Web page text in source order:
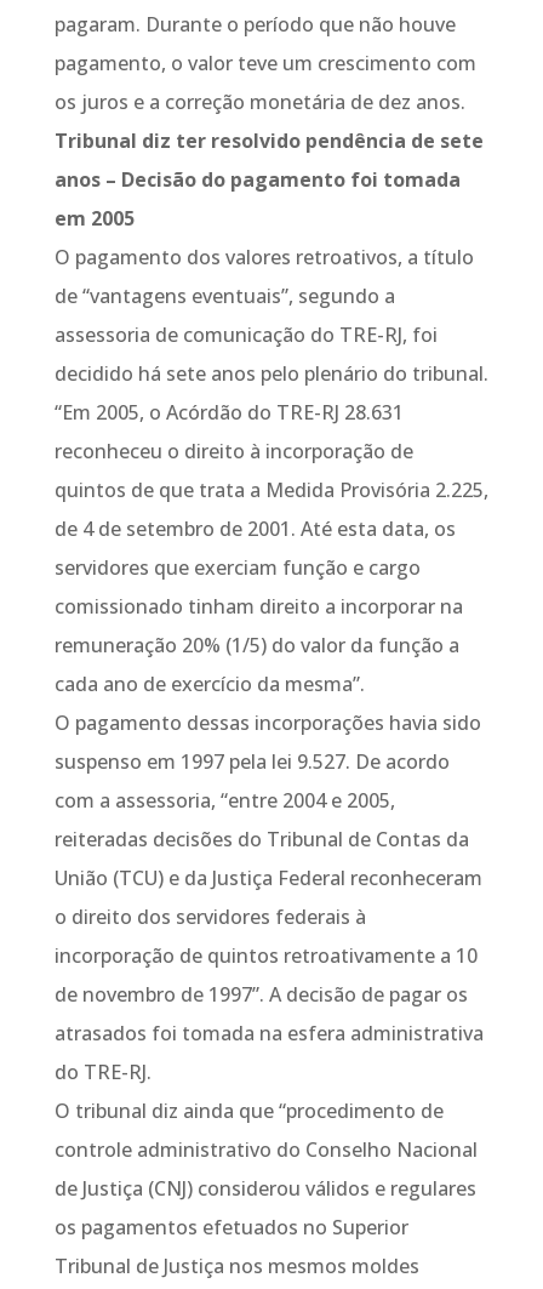
pagaram. Durante o período que não houve
pagamento, o valor teve um crescimento com
os juros e a correção monetária de dez anos.
Tribunal diz ter resolvido pendência de sete
anos – Decisão do pagamento foi tomada
em 2005
O pagamento dos valores retroativos, a título
de “vantagens eventuais”, segundo a
assessoria de comunicação do TRE-RJ, foi
decidido há sete anos pelo plenário do tribunal.
“Em 2005, o Acórdão do TRE-RJ 28.631
reconheceu o direito à incorporação de
quintos de que trata a Medida Provisória 2.225,
de 4 de setembro de 2001. Até esta data, os
servidores que exerciam função e cargo
comissionado tinham direito a incorporar na
remuneração 20% (1/5) do valor da função a
cada ano de exercício da mesma”.
O pagamento dessas incorporações havia sido
suspenso em 1997 pela lei 9.527. De acordo
com a assessoria, “entre 2004 e 2005,
reiteradas decisões do Tribunal de Contas da
União (TCU) e da Justiça Federal reconheceram
o direito dos servidores federais à
incorporação de quintos retroativamente a 10
de novembro de 1997”. A decisão de pagar os
atrasados foi tomada na esfera administrativa
do TRE-RJ.
O tribunal diz ainda que “procedimento de
controle administrativo do Conselho Nacional
de Justiça (CNJ) considerou válidos e regulares
os pagamentos efetuados no Superior
Tribunal de Justiça nos mesmos moldes